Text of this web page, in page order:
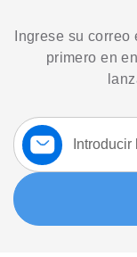
Ingrese su
primero en
Suscríbase
a
nuestro
boletín: